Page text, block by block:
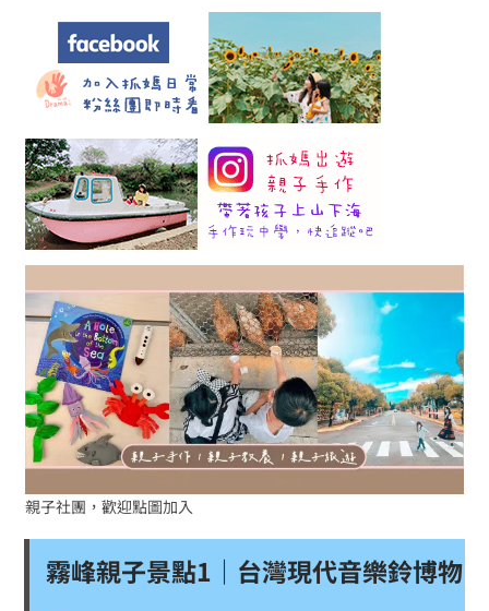
親子社團，歡迎點圖加入
霧峰親子景點1｜台灣現代音樂鈴博物